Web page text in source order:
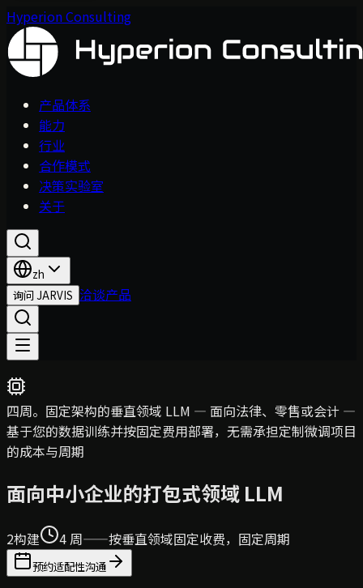
Hyperion Consulting
产品体系
能力
行业
合作模式
决策实验室
关于
zh
询问 JARVIS 洽谈产品
四周。固定架构的垂直领域 LLM — 面向法律、零售或会计 —
基于您的数据训练并按固定费用部署，无需承担定制微调项目
的成本与周期
面向中小企业的打包式领域 LLM
2构建 4 周——按垂直领域固定收费，固定周期
预约适配性沟通